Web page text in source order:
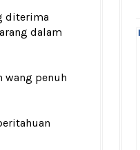
diterima
dalam
wang penuh